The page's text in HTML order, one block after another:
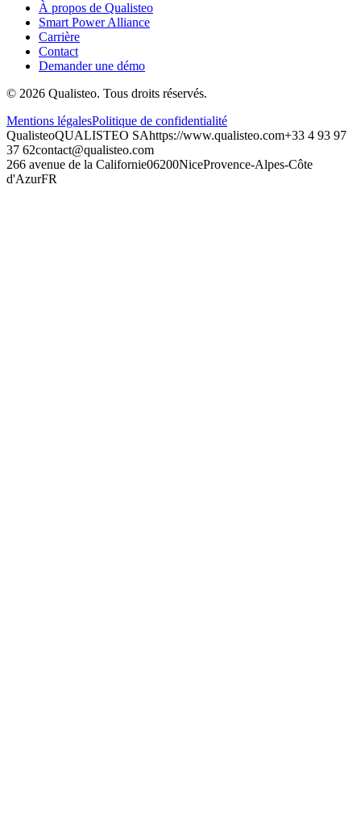
À propos de Qualisteo
Smart Power Alliance
Carrière
Contact
Demander une démo
© 2026 Qualisteo. Tous droits réservés.
Mentions légalesPolitique de confidentialité
QualisteoQUALISTEO SAhttps://www.qualisteo.com+33 4 93 97
37 62contact@qualisteo.com
266 avenue de la Californie06200NiceProvence-Alpes-Côte
d'AzurFR